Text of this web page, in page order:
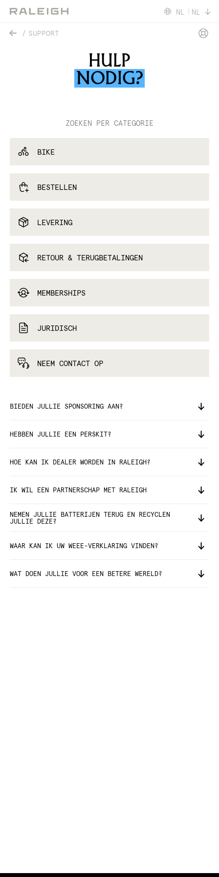
NL NL
SUPPORT
HULP
NODIG?
ZOEKEN PER CATEGORIE
BIKE
BESTELLEN
LEVERING
RETOUR & TERUGBETALINGEN
MEMBERSHIPS
JURIDISCH
NEEM CONTACT OP
BIEDEN JULLIE SPONSORING AAN?
HEBBEN JULLIE EEN PERSKIT?
HOE KAN IK DEALER WORDEN IN RALEIGH?
IK WIL EEN PARTNERSCHAP MET RALEIGH
NEMEN JULLIE BATTERIJEN TERUG EN RECYCLEN
JULLIE DEZE?
WAAR KAN IK UW WEEE-VERKLARING VINDEN?
WAT DOEN JULLIE VOOR EEN BETERE WERELD?